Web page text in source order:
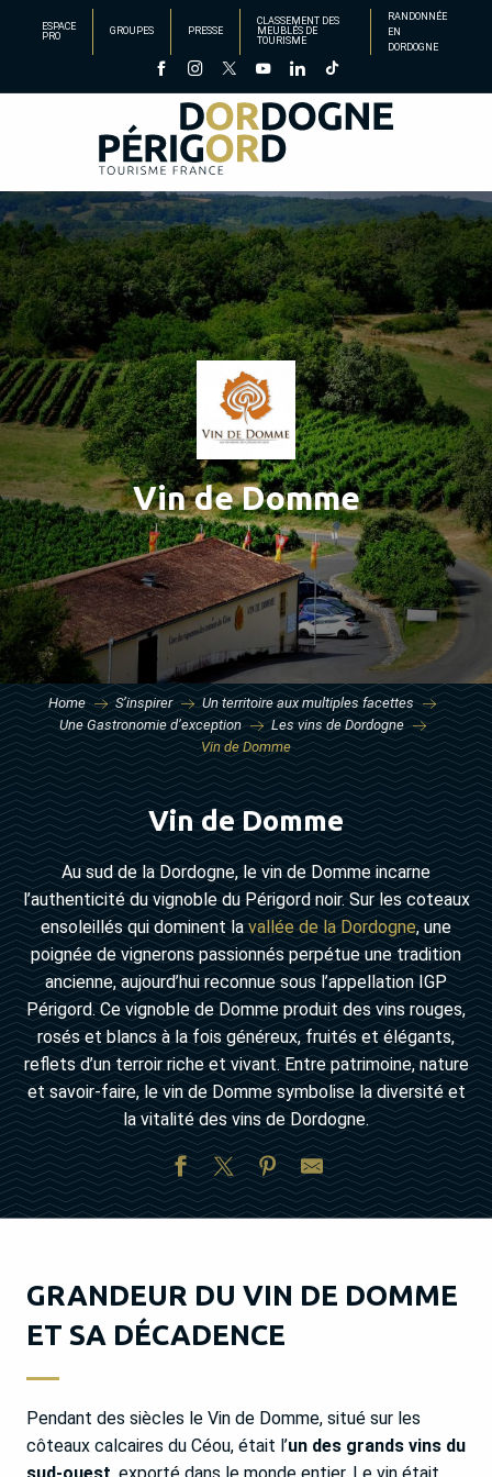
principal
ESPACE
PRO
GROUPES PRESSE
CLASSEMENT DES
MEUBLÉS DE
TOURISME
RANDONNÉE
EN
DORDOGNE
Vin de Domme
Home S’inspirer
Un territoire aux multiples facettes
Une Gastronomie d’exception
Les vins de Dordogne
Vin de Domme
Vin de Domme
Au sud de la Dordogne, le vin de Domme incarne
l’authenticité du vignoble du Périgord noir. Sur les coteaux
ensoleillés qui dominent lavallée de la Dordogne, une
poignée de vignerons passionnés perpétue une tradition
ancienne, aujourd’hui reconnue sous l’appellation IGP
Périgord. Ce vignoble de Domme produit des vins rouges,
rosés et blancs à la fois généreux, fruités et élégants,
reflets d’un terroir riche et vivant. Entre patrimoine, nature
et savoir-faire, le vin de Domme symbolise la diversité et
la vitalité des vins de Dordogne.
GRANDEUR DU VIN DE DOMME
ET SA DÉCADENCE
Pendant des siècles le Vin de Domme, situé sur les
côteaux calcaires du Céou, était l’un des grands vins du